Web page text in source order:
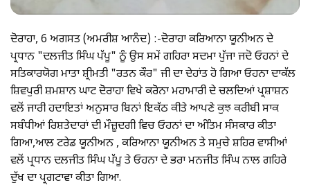
ਦੋਰਾਹਾ, 6 ਅਗਸਤ (ਅਮਰੀਸ਼ ਆਨੰਦ) :-ਦੋਰਾਹਾ ਕਰਿਆਨਾ ਯੂਨੀਅਨ ਦੇ
ਪ੍ਰਧਾਨ "ਦਲਜੀਤ ਸਿੰਘ ਪੱਪੂ" ਨੂੰ ਉਸ ਸਮੇਂ ਗਹਿਰਾ ਸਦਮਾ ਪੁੱਜਾ ਜਦੋ ਓਹਨਾਂ ਦੇ
ਸਤਿਕਾਰਯੋਗ ਮਾਤਾ ਸ਼੍ਰੀਮਤੀ "ਰਤਨ ਕੌਰ" ਜੀ ਦਾ ਦੇਹਾਂਤ ਹੋ ਗਿਆ ਓਹਨਾ ਦਾਕੱਲ
ਸ਼ਿਵਪੁਰੀ ਸ਼ਮਸ਼ਾਨ ਘਾਟ ਦੋਰਾਹਾ ਵਿਖੇ ਕਰੋਨਾ ਮਹਾਮਾਰੀ ਦੇ ਚਲਦਿਆਂ ਪ੍ਰਸ਼ਾਸ਼ਨ
ਵਲੋਂ ਜਾਰੀ ਹਦਾਇਤਾਂ ਅਨੁਸਾਰ ਬਿਨਾਂ ਇਕੱਠ ਕੀਤੇ ਆਪਣੇ ਕੁਝ ਕਰੀਬੀ ਸਾਕ
ਸਬੰਧੀਆਂ ਰਿਸ਼ਤੇਦਾਰਾਂ ਦੀ ਮੌਜ਼ੂਦਗੀ ਵਿਚ ਓਹਨਾਂ ਦਾ ਅੰਤਿਮ ਸੰਸਕਾਰ ਕੀਤਾ
ਗਿਆ,ਆਲ ਟਰੇਡ ਯੂਨੀਅਨ , ਕਰਿਆਨਾ ਯੂਨੀਅਨ ਤੇ ਸਮੁਚੇ ਸ਼ਹਿਰ ਵਾਸੀਆਂ
ਵਲੋਂ ਪ੍ਰਧਾਨ ਦਲਜੀਤ ਸਿੰਘ ਪੱਪੂ ਤੇ ਓਹਨਾ ਦੇ ਭਰਾ ਮਨਜੀਤ ਸਿੰਘ ਨਾਲ ਗਹਿਰੇ
ਦੁੱਖ ਦਾ ਪ੍ਰਗਟਾਵਾ ਕੀਤਾ ਗਿਆ.